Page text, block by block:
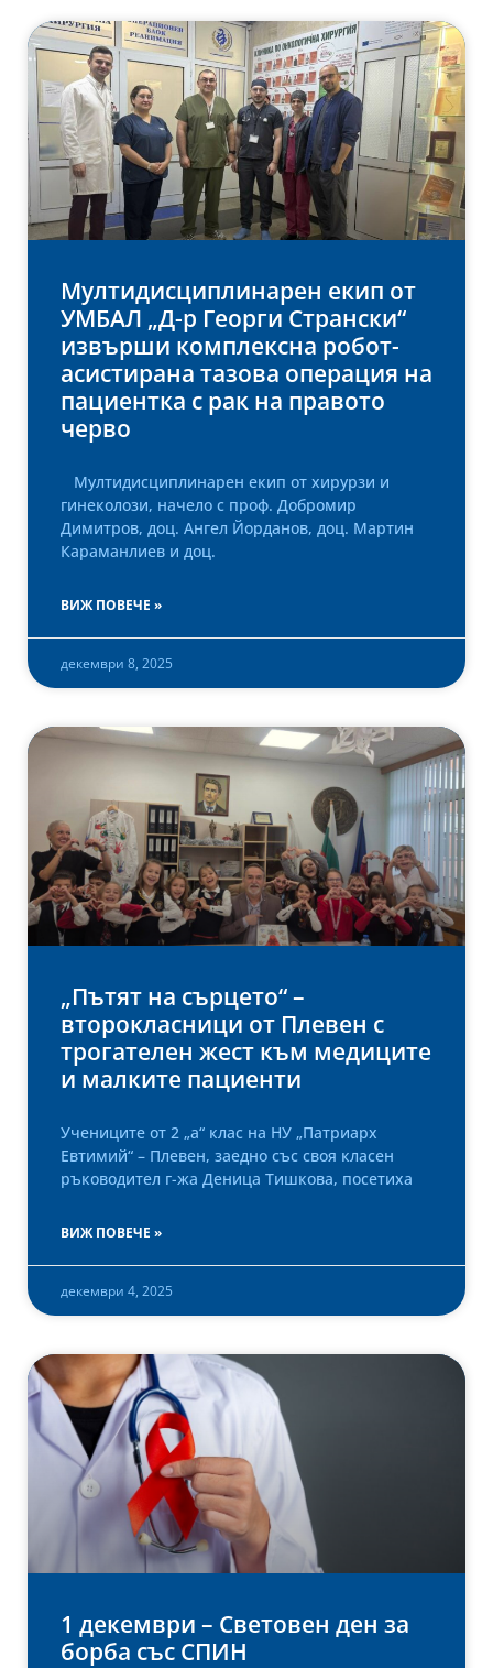
Мултидисциплинарен екип от
УМБАЛ „Д-р Георги Странски“
извърши комплексна робот-
асистирана тазова операция на
пациентка с рак на правото
черво
Мултидисциплинарен екип от хирурзи и
гинеколози, начело с проф. Добромир
Димитров, доц. Ангел Йорданов, доц. Мартин
Караманлиев и доц.
ВИЖ ПОВЕЧЕ »
декември 8, 2025
„Пътят на сърцето“ –
второкласници от Плевен с
трогателен жест към медиците
и малките пациенти
Учениците от 2 „а“ клас на НУ „Патриарх
Евтимий“ – Плевен, заедно със своя класен
ръководител г-жа Деница Тишкова, посетиха
ВИЖ ПОВЕЧЕ »
декември 4, 2025
1 декември – Световен ден за
борба със СПИН